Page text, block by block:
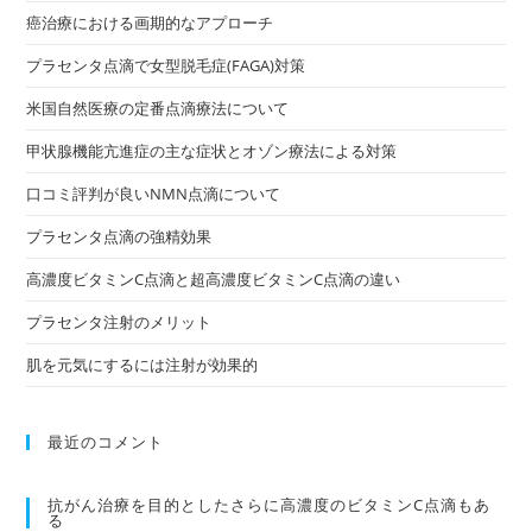
癌治療における画期的なアプローチ
プラセンタ点滴で女型脱毛症(FAGA)対策
米国自然医療の定番点滴療法について
甲状腺機能亢進症の主な症状とオゾン療法による対策
口コミ評判が良いNMN点滴について
プラセンタ点滴の強精効果
高濃度ビタミンC点滴と超高濃度ビタミンC点滴の違い
プラセンタ注射のメリット
肌を元気にするには注射が効果的
最近のコメント
抗がん治療を⽬的としたさらに高濃度のビタミンC点滴もあ
る